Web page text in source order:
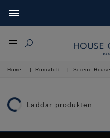
Home | Rumsdoft | Serene House
Laddar produkten...